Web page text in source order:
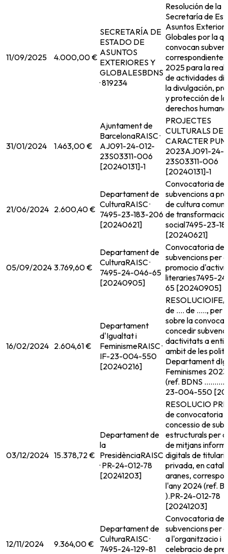
11/09/2025 4.000,00 €
SECRETARÍA DE
ESTADO DE
ASUNTOS
EXTERIORES Y
GLOBALESBDNS
· 819234
Resolución de la
Secretaría de
Asuntos
Globales por la
convocan
correspondientes
2025 para la
de actividades
la divulgación,
y protección de
derechos
31/01/2024 1.463,00 €
Ajuntament de
BarcelonaRAISC ·
AJ091-24-012-
23S03311-006
[20240131]-1
PROJECTES
CULTURALS DE
CARACTER
2023AJ091-24-
23S03311-006
[20240131]-1
21/06/2024 2.600,40 €
Departament de
CulturaRAISC ·
7495-23-183-206
[20240621]
Convocatoria de
subvencions a
de cultura
de transformacio
social7495-23-
[20240621]
05/09/2024 3.769,60 €
Departament de
CulturaRAISC ·
7495-24-046-65
[20240905]
Convocatoria de
subvencions per
promocio
literaries7495-
65 [20240905]
16/02/2024 2.604,61 €
Departament
d'Igualtat i
FeminismeRAISC ·
IF-23-004-550
[20240216]
de .... de ....., per
sobre la
concedir
dactivitats a
ambit de les
Departament
Feminismes
(ref. BDNS
23-004-550
03/12/2024 15.378,72 €
Departament de
la
PresidènciaRAISC
· PR-24-012-78
[20241203]
RESOLUCIO
de convocatoria
concessio de
estructurals per
de mitjans
digitals de
privada, en
aranes,
l'any 2024 (ref.
).PR-24-012-78
[20241203]
12/11/2024 9.364,00 €
Departament de
CulturaRAISC ·
7495-24-129-81
Convocatoria de
subvencions per
a l'organitzacio i
celebracio de